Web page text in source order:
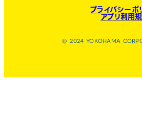
プライバシーポ
アプリ利用
© 2024 YOKOHAMA